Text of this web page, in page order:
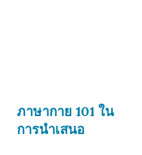
ภาษากาย 101 ใน
การนำเสนอ